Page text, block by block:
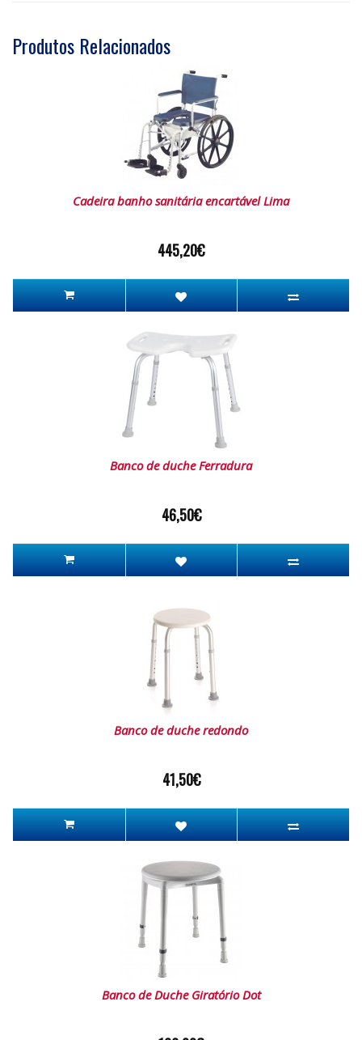
Produtos Relacionados
Cadeira banho sanitária encartável Lima
445,20€
Banco de duche Ferradura
46,50€
Banco de duche redondo
41,50€
Banco de Duche Giratório Dot